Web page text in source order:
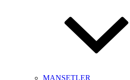
MANŞETLER